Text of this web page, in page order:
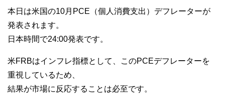
本日は米国の10月PCE（個人消費支出）デフレーターが
発表されます。
日本時間で24:00発表です。
米FRBはインフレ指標として、このPCEデフレーターを
重視しているため、
結果が市場に反応することは必至です。